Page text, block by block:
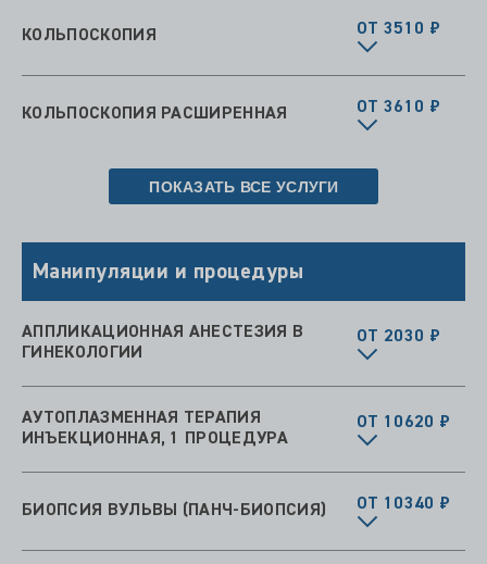
КОЛЬПОСКОПИЯ ОТ 3510 ₽
КОЛЬПОСКОПИЯ РАСШИРЕННАЯ ОТ 3610 ₽
ПОКАЗАТЬ ВСЕ УСЛУГИ
Манипуляции и процедуры
АППЛИКАЦИОННАЯ АНЕСТЕЗИЯ В
ГИНЕКОЛОГИИ
ОТ 2030 ₽
АУТОПЛАЗМЕННАЯ ТЕРАПИЯ
ИНЪЕКЦИОННАЯ, 1 ПРОЦЕДУРА
ОТ 10620 ₽
БИОПСИЯ ВУЛЬВЫ (ПАНЧ-БИОПСИЯ) ОТ 10340 ₽